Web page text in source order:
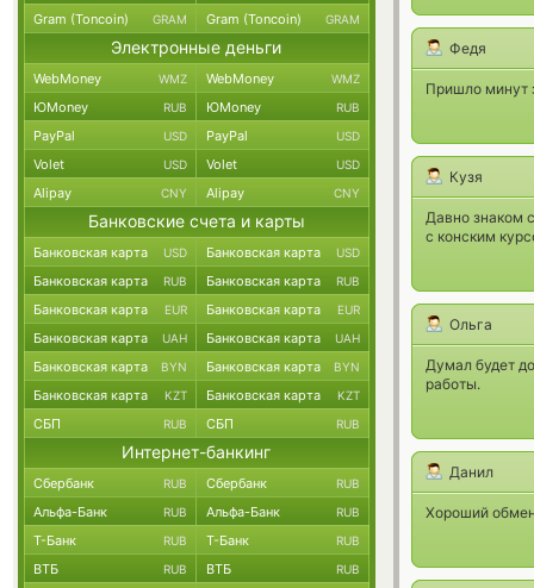
Федя
Пришло минут
Кузя
Давно знаком
с конским
Ольга
Думал будет
работы.
Данил
Хороший
Gram (Toncoin) GRAM Gram (Toncoin) GRAM
Электронные деньги
WebMoney WMZ WebMoney WMZ
ЮMoney RUB ЮMoney RUB
PayPal USD PayPal USD
Volet USD Volet USD
Alipay CNY Alipay CNY
Банковские счета и карты
Банковская карта USD Банковская карта USD
Банковская карта RUB Банковская карта RUB
Банковская карта EUR Банковская карта EUR
Банковская карта UAH Банковская карта UAH
Банковская карта BYN Банковская карта BYN
Банковская карта KZT Банковская карта KZT
СБП RUB СБП RUB
Интернет-банкинг
Сбербанк RUB Сбербанк RUB
Альфа-Банк RUB Альфа-Банк RUB
Т-Банк RUB Т-Банк RUB
ВТБ RUB ВТБ RUB